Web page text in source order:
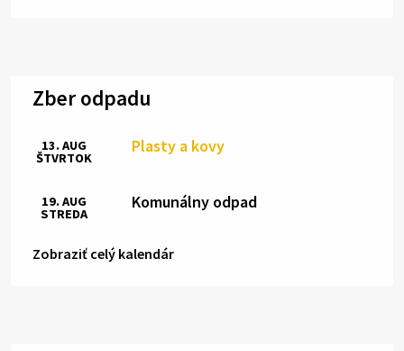
Zber odpadu
Plasty a kovy
13. AUG
ŠTVRTOK
Komunálny odpad
19. AUG
STREDA
Zobraziť celý kalendár